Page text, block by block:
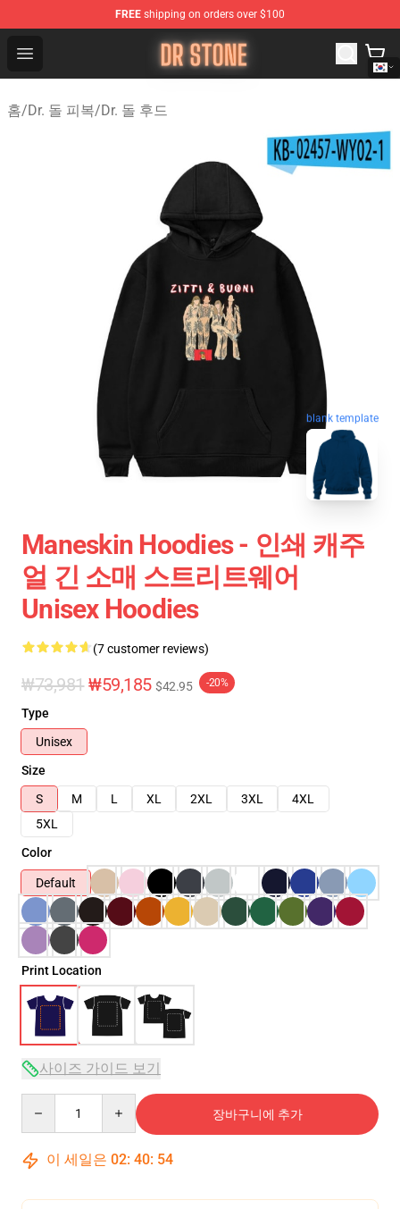
FREE shipping on orders over $100
Open menu
Dr Stone Store - Official Dr Stone Merchandise Shop
홈/Dr. 돌 피복/Dr. 돌 후드
blank template
Maneskin Hoodies - 인쇄 캐주
얼 긴 소매 스트리트웨어
Unisex Hoodies
(7 customer reviews)
₩73,981 ₩59,185 $42.95 -20%
Type
Unisex
Size
S
M L XL 2XL 3XL
4XL
5XL
Color
Default
Print Location
사이즈 가이드 보기
장바구니에 추가
이 세일은 02: 40: 54